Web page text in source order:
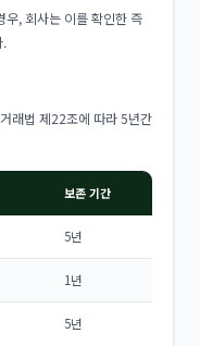
우, 회사는 이를 확인한 즉
.
래법 제22조에 따라 5년간
보존 기간
5년
1년
5년